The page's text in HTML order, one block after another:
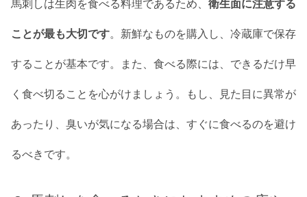
馬刺しは生肉を食べる料理であるため、 衛生面に注意する
ことが最も大切です。新鮮なものを購入し、冷蔵庫で保存
することが基本です。また、食べる際には、できるだけ早
く食べ切ることを心がけましょう。もし、見た目に異常が
あったり、臭いが気になる場合は、すぐに食べるのを避け
るべきです。